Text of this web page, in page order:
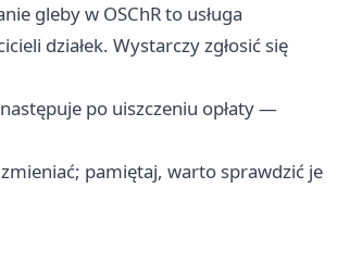
gleby w OSChR to usługa
działek. Wystarczy zgłosić się
po uiszczeniu opłaty —
pamiętaj, warto sprawdzić je